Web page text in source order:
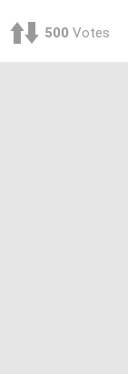
500 Votes